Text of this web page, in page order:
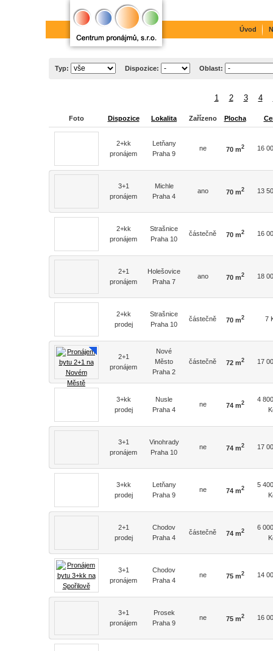
Typ: Dispozice: Oblast:
1 2 3 4
Foto Dispozice Lokalita Zařízeno Plocha
2+kk
pronájem
Letňany
Praha 9
ne 70 m2 16
3+1
pronájem
Michle
Praha 4
ano 70 m2 13
2+kk
pronájem
Strašnice
Praha 10
částečně 70 m2 16
2+1
pronájem
Holešovice
Praha 7
ano 70 m2 18
2+kk
prodej
Strašnice
Praha 10
částečně 70 m2 7
2+1
pronájem
Nové
Město
Praha 2
částečně 72 m2 17
3+kk
prodej
Nusle
Praha 4
ne 74 m2
4
3+1
pronájem
Vinohrady
Praha 10
ne 74 m2 17
3+kk
prodej
Letňany
Praha 9
ne 74 m2
5
2+1
prodej
Chodov
Praha 4
částečně 74 m2
6
3+1
pronájem
Chodov
Praha 4
ne 75 m2 14
3+1
pronájem
Prosek
Praha 9
ne 75 m2 16
Úvod